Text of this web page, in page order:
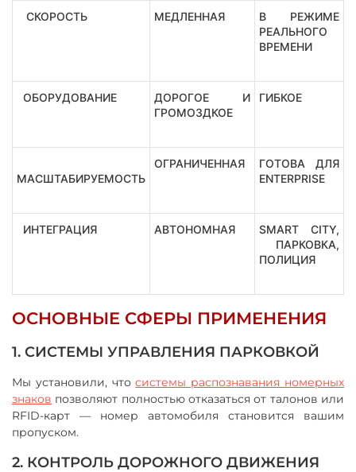
СКОРОСТЬ МЕДЛЕННАЯ
В РЕЖИМЕ
РЕАЛЬНОГО
ВРЕМЕНИ
ОБОРУДОВАНИЕ
ДОРОГОЕ И
ГРОМОЗДКОЕ
ГИБКОЕ
МАСШТАБИРУЕМОСТЬ
ОГРАНИЧЕННАЯ
ГОТОВА ДЛЯ
ENTERPRISE
ИНТЕГРАЦИЯ АВТОНОМНАЯ
SMART CITY,
ПАРКОВКА,
ПОЛИЦИЯ
ОСНОВНЫЕ СФЕРЫ ПРИМЕНЕНИЯ
1. СИСТЕМЫ УПРАВЛЕНИЯ ПАРКОВКОЙ
Мы установили, чтосистемы распознавания номерных
знаков позволяют полностью отказаться от талонов или
RFID-карт — номер автомобиля становится вашим
пропуском.
2. КОНТРОЛЬ ДОРОЖНОГО ДВИЖЕНИЯ